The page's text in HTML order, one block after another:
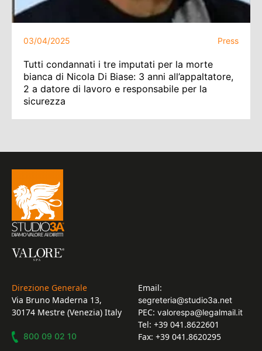
03/04/2025 Press
Tutti condannati i tre imputati per la morte
bianca di Nicola Di Biase: 3 anni all’appaltatore,
2 a datore di lavoro e responsabile per la
sicurezza
Direzione Generale
Via Bruno Maderna 13,
30174 Mestre (Venezia) Italy
800 09 02 10
Email:
segreteria@studio3a.net
PEC: valorespa@legalmail.it
Tel: +39 041.8622601
Fax: +39 041.8620295